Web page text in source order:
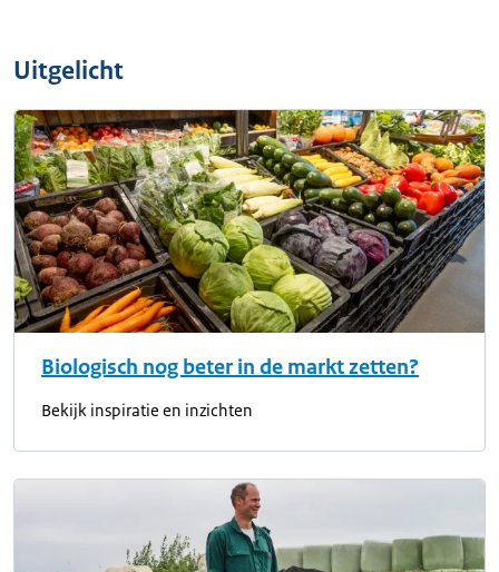
Uitgelicht
Biologisch nog beter in de markt zetten?
Bekijk inspiratie en inzichten